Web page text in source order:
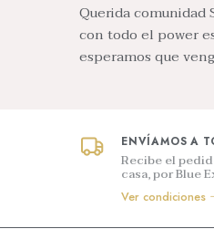
Querida comunidad
con todo el power
esperamos que
ENVÍAMOS A
Recibe el
casa, por Blue
Ver condiciones